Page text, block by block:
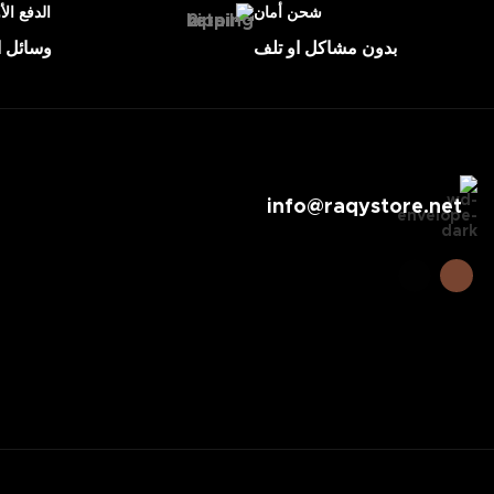
شحن أمان
بدون مشاكل او تلف
الدفع
وسائل
info@raqystore.net